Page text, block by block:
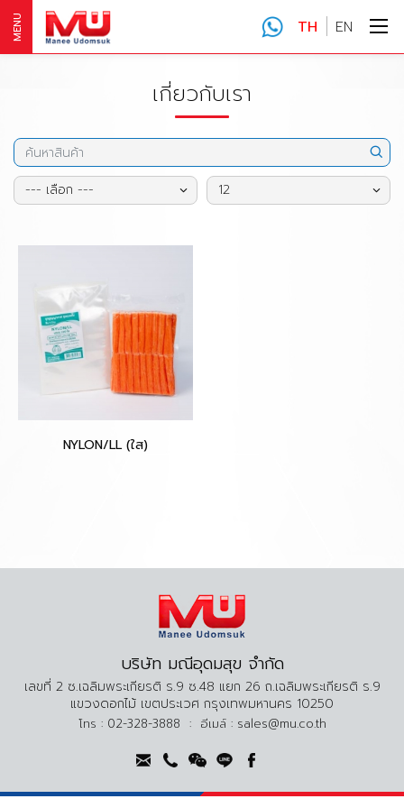
MENU TH EN
เกี่ยวกับเรา
--- เลือก --- 12
NYLON/LL (ใส)
บริษัท มณีอุดมสุข จำกัด
เลขที่ 2 ซ.เฉลิมพระเกียรติ ร.9 ซ.48 แยก 26 ถ.เฉลิมพระเกียรติ ร.9
แขวงดอกไม้ เขตประเวศ กรุงเทพมหานคร 10250
โทร : 02-328-3888 : อีเมล์ : sales@mu.co.th